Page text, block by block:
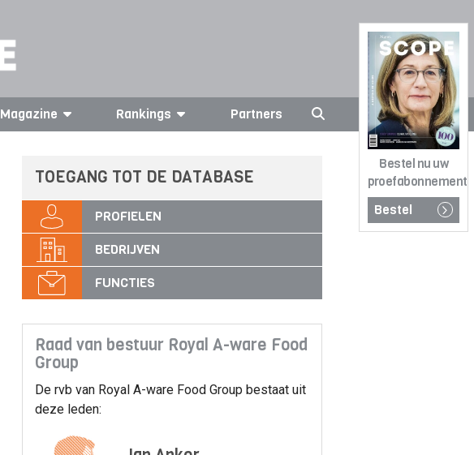
Bestel nu uw
proefabonnement
Bestel
Magazine Rankings Partners
TOEGANG TOT DE DATABASE
PROFIELEN
BEDRIJVEN
FUNCTIES
Raad van bestuur Royal A-ware Food
Group
De rvb van Royal A-ware Food Group bestaat uit
deze leden: